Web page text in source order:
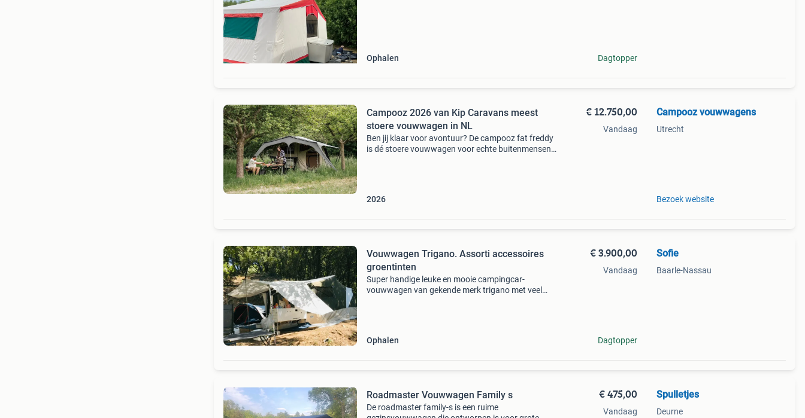
Ophalen Dagtopper
Campooz 2026 van Kip Caravans meest
stoere vouwwagen in NL
Ben jij klaar voor avontuur? De campooz fat freddy
is dé stoere vouwwagen voor echte buitenmensen.
2026
€ 12.750,00
Vandaag
Campooz vouwwagens
Utrecht
Bezoek website
Vouwwagen Trigano. Assorti accessoires
groentinten
Super handige leuke en mooie campingcar-
vouwwagen van gekende merk trigano met veel
Ophalen
€ 3.900,00
Vandaag
Dagtopper
Sofie
Baarle-Nassau
Roadmaster Vouwwagen Family s
De roadmaster family-s is een ruime
€ 475,00
Vandaag
Spulletjes
Deurne